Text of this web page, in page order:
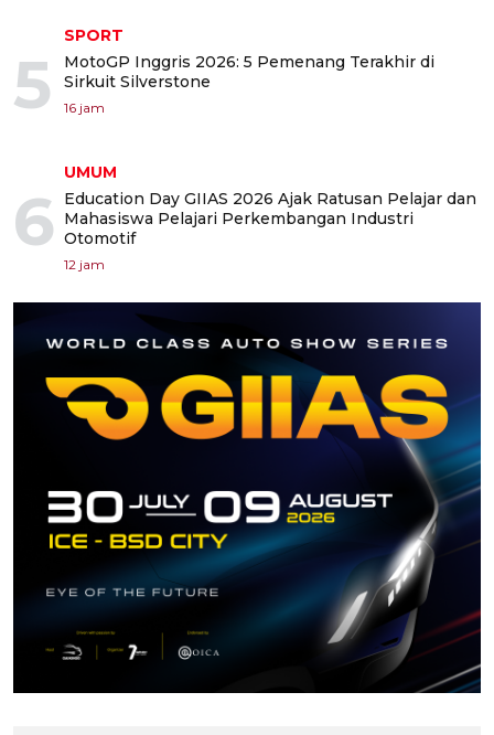
5
SPORT
MotoGP Inggris 2026: 5 Pemenang Terakhir di
Sirkuit Silverstone
16 jam
6
UMUM
Education Day GIIAS 2026 Ajak Ratusan Pelajar dan
Mahasiswa Pelajari Perkembangan Industri
Otomotif
12 jam